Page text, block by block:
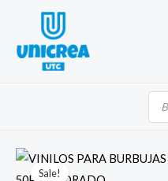
content
Búsqueda
Sale!
El
El